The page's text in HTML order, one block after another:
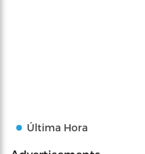
Última Hora